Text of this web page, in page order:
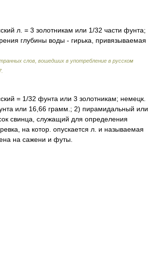
л. = 3 золотникам или 1/32 части фунта;
глубины воды - гирька, привязываемая
слов, вошедших в употребление в русском
.
= 1/32 фунта или 3 золотникам; немецк.
или 16,66 грамм.; 2) пирамидальный или
свинца, служащий для определения
на котор. опускается л. и называемая
на сажени и футы.